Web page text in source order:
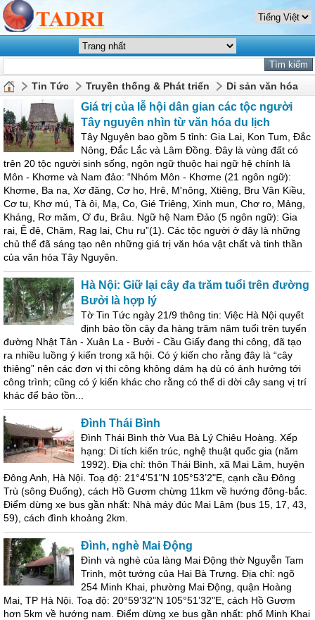
Tin Tức Truyền thống & Phát triển Di sản văn hóa
Giá trị của lễ hội dân gian các tộc người
Tây nguyên nhìn từ văn hóa du lịch
Tây Nguyên bao gồm 5 tỉnh: Gia Lai, Kon Tum, Đắc
Nông, Đắc Lắc và Lâm Đồng. Đây là vùng đất có
trên 20 tộc người sinh sống, ngôn ngữ thuộc hai ngữ hệ chính là
Môn - Khơme và Nam đảo: “Nhóm Môn - Khơme (21 ngôn ngữ):
Khơme, Ba na, Xơ đăng, Cơ ho, Hrê, M'nông, Xtiêng, Bru Vân Kiều,
Cơ tu, Khơ mú, Tà ôi, Mạ, Co, Gié Triêng, Xinh mun, Chơ ro, Mảng,
Kháng, Rơ măm, Ơ đu, Brâu. Ngữ hệ Nam Đảo (5 ngôn ngữ): Gia
rai, Ê đê, Chăm, Rag lai, Chu ru”(1). Các tộc người ở đây là những
chủ thể đã sáng tạo nên những giá trị văn hóa vật chất và tinh thần
của văn hóa Tây Nguyên.
Hà Nội: Giữ lại cây đa trăm tuổi trên đường
Bưởi là hợp lý
Tờ Tin Tức ngày 21/9 thông tin: Việc Hà Nội quyết
định bảo tồn cây đa hàng trăm năm tuổi trên tuyến
đường Nhật Tân - Xuân La - Bưởi - Cầu Giấy đang thi công, đã tạo
ra nhiều luồng ý kiến trong xã hội. Có ý kiến cho rằng đây là “cây
thiêng” nên các đơn vị thi công không dám hạ dù có ảnh hưởng tới
công trình; cũng có ý kiến khác cho rằng có thể di dời cây sang vị trí
khác để bảo tồn...
Đình Thái Bình
Đình Thái Bình thờ Vua Bà Lý Chiêu Hoàng. Xếp
hạng: Di tích kiến trúc, nghệ thuật quốc gia (năm
1992). Địa chỉ: thôn Thái Bình, xã Mai Lâm, huyện
Đông Anh, Hà Nội. Toạ độ: 21°4’51"N 105°53’2"E, cạnh cầu Đông
Trù (sông Đuống), cách Hồ Gươm chừng 11km về hướng đông-bắc.
Điểm dừng xe bus gần nhất: Nhà máy đúc Mai Lâm (bus 15, 17, 43,
59), cách đình khoảng 2km.
Đình, nghè Mai Động
Đình và nghè của làng Mai Động thờ Nguyễn Tam
Trinh, một tướng của Hai Bà Trưng. Địa chỉ: ngõ
254 Minh Khai, phường Mai Động, quận Hoàng
Mai, TP Hà Nội. Toạ độ: 20°59’32"N 105°51’32"E, cách Hồ Gươm
hơn 5km về hướng nam. Điểm dừng xe bus gần nhất: phố Minh Khai